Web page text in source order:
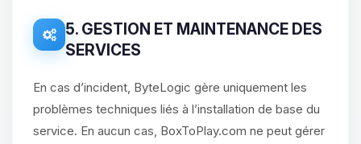
5. GESTION ET MAINTENANCE DES
SERVICES
En cas d’incident, ByteLogic gère uniquement les
problèmes techniques liés à l’installation de base du
service. En aucun cas, BoxToPlay.com ne peut gérer